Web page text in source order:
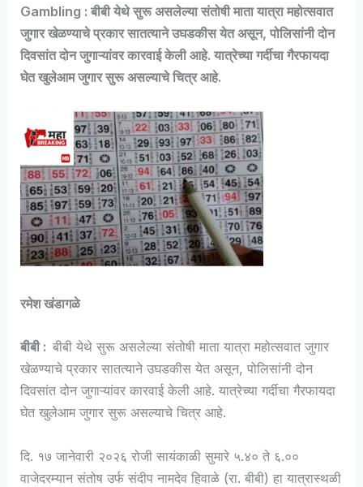
Gambling : बीबी येथे सुरू असलेल्या संतोषी माता यात्रा महोत्सवात
जुगार खेळण्याचे प्रकार सातत्याने उघडकीस येत असून, पोलिसांनी दोन
दिवसांत दोन जुगाऱ्यांवर कारवाई केली आहे. यात्रेच्या गर्दीचा गैरफायदा
घेत खुलेआम जुगार सुरू असल्याचे चित्र आहे.
रमेश खंडागळे
बीबी :बीबी येथे सुरू असलेल्या संतोषी माता यात्रा महोत्सवात जुगार
खेळण्याचे प्रकार सातत्याने उघडकीस येत असून, पोलिसांनी दोन
दिवसांत दोन जुगाऱ्यांवर कारवाई केली आहे. यात्रेच्या गर्दीचा गैरफायदा
घेत खुलेआम जुगार सुरू असल्याचे चित्र आहे.
दि. १७ जानेवारी २०२६ रोजी सायंकाळी सुमारे ५.४० ते ६.००
वाजेदरम्यान संतोष उर्फ संदीप नामदेव हिवाळे (रा. बीबी) हा यात्रास्थळी